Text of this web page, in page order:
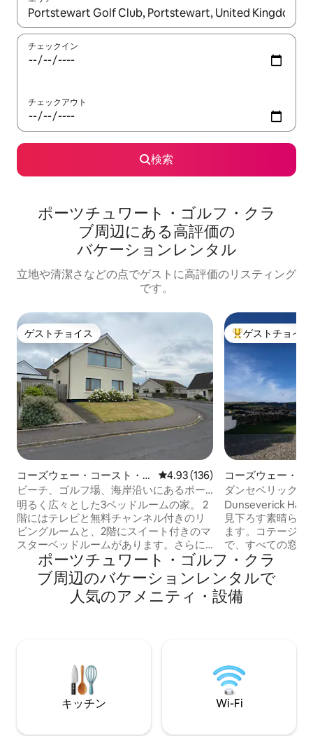
検索結果が表示されたら、上下の矢印キーを使って移動するか
チェックイン
チェックアウト
検索
ポーツチュワート・ゴルフ・クラ
ブ⁠周⁠辺⁠に⁠あ⁠る高⁠評⁠価⁠の
バ⁠ケ⁠ー⁠シ⁠ョ⁠ン⁠レ⁠ン⁠タ⁠ル
立地や清潔さなどの点でゲストに高評価のリスティング
です。
ゲストチョイス
ゲストチョイス
コーズウェー・コースト・ア
ンド・グランスの一軒家
レビュー136件、5つ星中4.93つ
4.93 (136)
ビーチ、ゴルフ場、海岸沿いにあるポー
トスチュワートの素晴らしい宿泊先
明るく広々とした3ベッドルームの家。 2
階にはテレビと無料チャンネル付きのリ
ビングルームと、2階にスイート付きのマ
スターベッドルームがあります。さらに1
階にはダブルベッドルームが2部屋、キッ
チン/ダイニングルーム、ユーティリテ
ィ、ファミリーバスルームがあります。
すべての寝室とキッチンにはUSB充電ソ
ンスがある舗装されたエリアがありま
す。 階段下に収納スペースがあります。
大好評のゲスト
ゲストチョイス
コーズウェー・コ
ド・グランスのコ
ダンセベリック・
（大人限定）
Dunseverick
見下ろす素晴ら
ます。コテージ
で、すべての窓か
とができ、コーズ
島を見下ろすこ
は、素晴らしい
るために必要なも
ェイへと、あらゆ
があります。
ポーツチュワート・ゴルフ・クラ
ブ⁠周⁠辺⁠のバ⁠ケ⁠ー⁠シ⁠ョ⁠ン⁠レ⁠ン⁠タ⁠ル⁠で
人⁠気⁠のア⁠メ⁠ニ⁠テ⁠ィ⁠・⁠設⁠備
キッチン Wi-Fi